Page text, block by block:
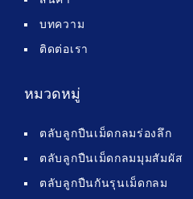
บทความ
ติดต่อเรา
หมวดหมู่
ตลับลูกปืนเม็ดกลมร่องลึก
ตลับลูกปืนเม็ดกลมมุมสัมผัส
ตลับลูกปืนกันรุนเม็ดกลม